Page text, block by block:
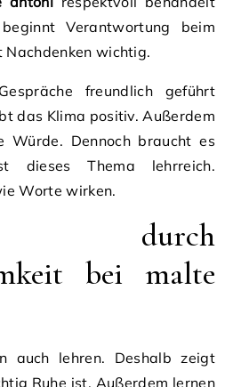
Verantwortung beim
Nachdenken wichtig.
freundlich geführt
das Klima positiv. Außerdem
Würde. Dennoch braucht es
dieses Thema lehrreich.
Worte wirken.
durch
bei malte
auch lehren. Deshalb zeigt
Ruhe ist. Außerdem lernen